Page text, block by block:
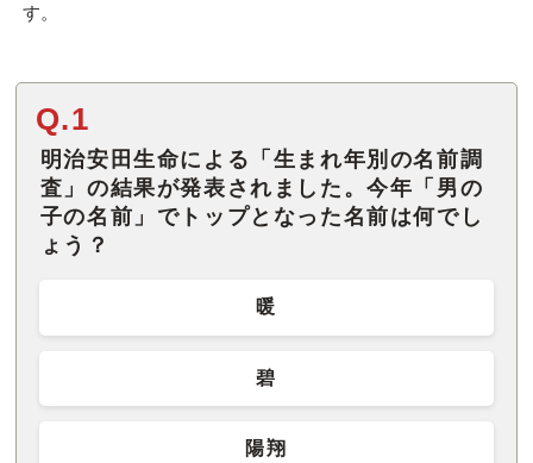
す。
Q.1
明治安田生命による「生まれ年別の名前調
査」の結果が発表されました。今年「男の
子の名前」でトップとなった名前は何でし
ょう？
暖
碧
陽翔